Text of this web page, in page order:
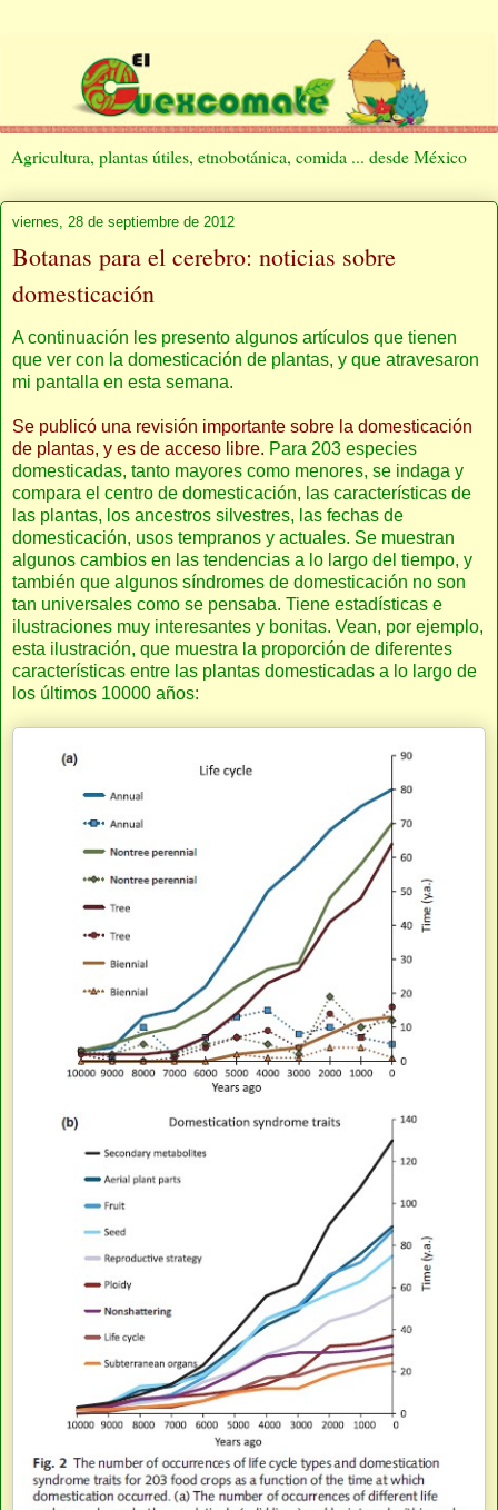
Agricultura, plantas útiles, etnobotánica, comida ... desde México
viernes, 28 de septiembre de 2012
Botanas para el cerebro: noticias sobre
domesticación
A continuación les presento algunos artículos que tienen
que ver con la domesticación de plantas, y que atravesaron
mi pantalla en esta semana.
Se publicó una revisión importante sobre la domesticación
de plantas, y es de acceso libre. Para 203 especies
domesticadas, tanto mayores como menores, se indaga y
compara el centro de domesticación, las características de
las plantas, los ancestros silvestres, las fechas de
domesticación, usos tempranos y actuales. Se muestran
algunos cambios en las tendencias a lo largo del tiempo, y
también que algunos síndromes de domesticación no son
tan universales como se pensaba. Tiene estadísticas e
ilustraciones muy interesantes y bonitas. Vean, por ejemplo,
esta ilustración, que muestra la proporción de diferentes
características entre las plantas domesticadas a lo largo de
los últimos 10000 años: